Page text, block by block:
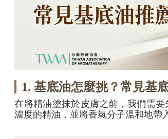
1. 基底油怎麼挑？常見基
在將精油塗抹於皮膚之前，我們需
濃度的精油，並將香氣分子溫和地帶